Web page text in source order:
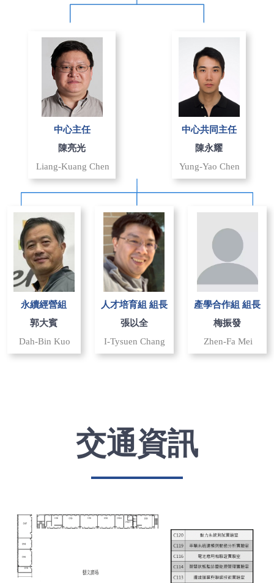
中心主任
陳亮光
Liang-Kuang Chen
中心共同主任
陳永耀
Yung-Yao Chen
永續經營組
郭大賓
Dah-Bin Kuo
人才培育組 組長
張以全
I-Tysuen Chang
產學合作組 組長
梅振發
Zhen-Fa Mei
交通資訊